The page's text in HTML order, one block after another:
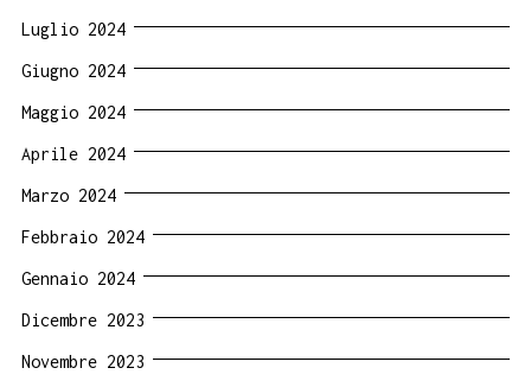
Luglio 2024
Giugno 2024
Maggio 2024
Aprile 2024
Marzo 2024
Febbraio 2024
Gennaio 2024
Dicembre 2023
Novembre 2023